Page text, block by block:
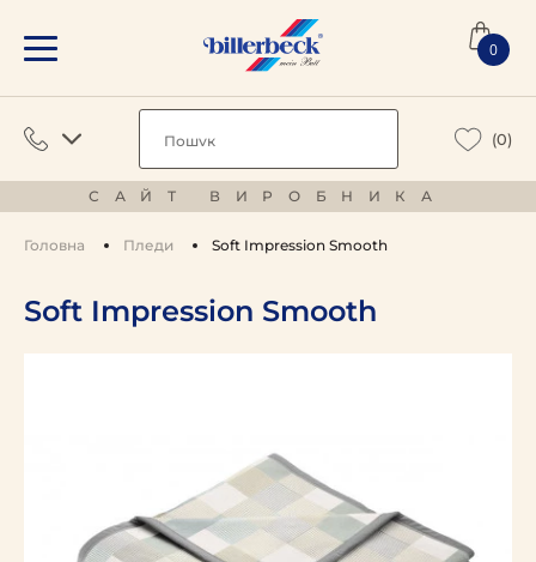
0
(0)
САЙТ ВИРОБНИКА
Головна Пледи Soft Impression Smooth
Soft Impression Smooth